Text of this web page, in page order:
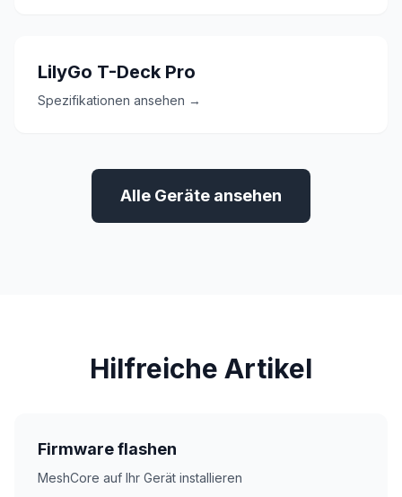
LilyGo T-Deck Pro
Spezifikationen ansehen →
Alle Geräte ansehen
Hilfreiche Artikel
Firmware flashen
MeshCore auf Ihr Gerät installieren